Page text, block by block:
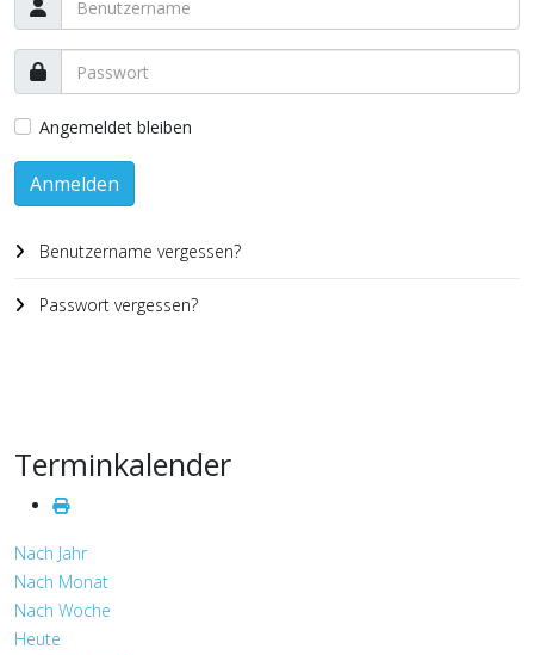
Angemeldet bleiben
Anmelden
Benutzername vergessen?
Passwort vergessen?
Terminkalender
Nach Jahr
Nach Monat
Nach Woche
Heute